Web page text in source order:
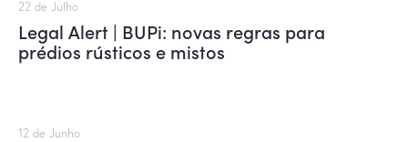
22 de Julho
Legal Alert | BUPi: novas regras para
prédios rústicos e mistos
12 de Junho